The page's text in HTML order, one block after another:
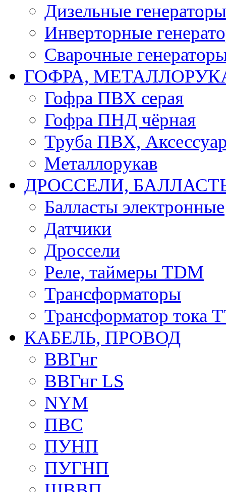
Дизельные генераторы
Инверторные
Сварочные
ГОФРА,
Гофра ПВХ серая
Гофра ПНД чёрная
Труба ПВХ,
Металлорукав
ДРОССЕЛИ,
Балласты электронные
Датчики
Дроссели
Реле, таймеры TDM
Трансформаторы
Трансформатор тока
КАБЕЛЬ, ПРОВОД
ВВГнг
ВВГнг LS
NYM
ПВС
ПУНП
ПУГНП